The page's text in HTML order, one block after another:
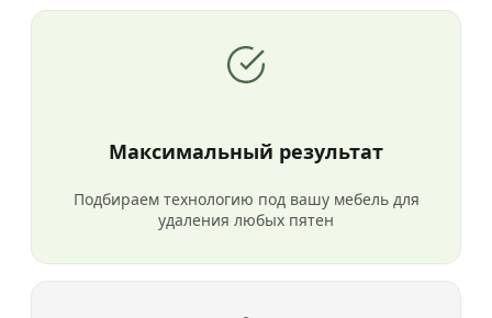
Максимальный результат
Подбираем технологию под вашу мебель для
удаления любых пятен